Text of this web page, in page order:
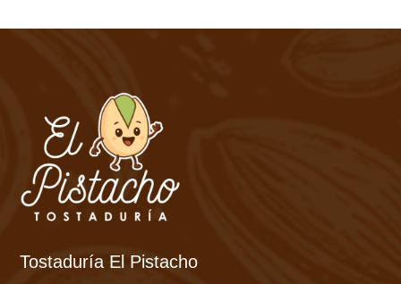
Tostaduría El Pistacho